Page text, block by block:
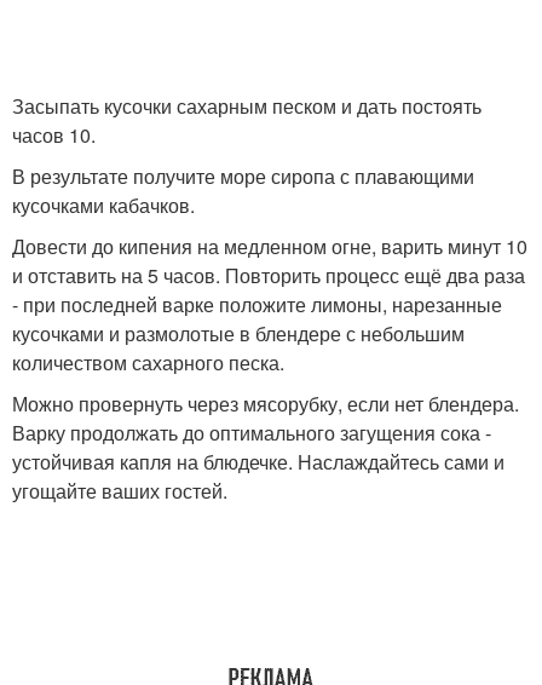
Засыпать кусочки сахарным песком и дать постоять
часов 10.
В результате получите море сиропа с плавающими
кусочками кабачков.
Довести до кипения на медленном огне, варить минут 10
и отставить на 5 часов. Повторить процесс ещё два раза
- при последней варке положите лимоны, нарезанные
кусочками и размолотые в блендере с небольшим
количеством сахарного песка.
Можно провернуть через мясорубку, если нет блендера.
Варку продолжать до оптимального загущения сока -
устойчивая капля на блюдечке. Наслаждайтесь сами и
угощайте ваших гостей.